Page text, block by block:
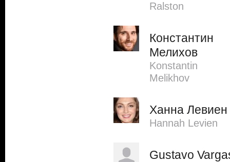
Ralston
Константин
Мелихов
Konstantin
Melikhov
Ханна Левиен
Hannah Levien
Gustavo